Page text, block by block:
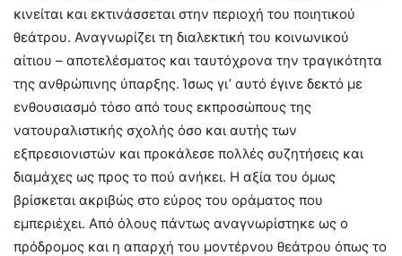
κινείται και εκτινάσσεται στην περιοχή του ποιητικού
θεάτρου. Αναγνωρίζει τη διαλεκτική του κοινωνικού
αίτιου – αποτελέσματος και ταυτόχρονα την τραγικότητα
της ανθρώπινης ύπαρξης. Ίσως γι’ αυτό έγινε δεκτό με
ενθουσιασμό τόσο από τους εκπροσώπους της
νατουραλιστικής σχολής όσο και αυτής των
εξπρεσιονιστών και προκάλεσε πολλές συζητήσεις και
διαμάχες ως προς το πού ανήκει. Η αξία του όμως
βρίσκεται ακριβώς στο εύρος του οράματος που
εμπεριέχει. Από όλους πάντως αναγνωρίστηκε ως ο
πρόδρομος και η απαρχή του μοντέρνου θεάτρου όπως το